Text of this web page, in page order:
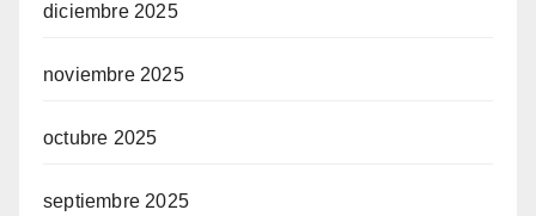
diciembre 2025
noviembre 2025
octubre 2025
septiembre 2025